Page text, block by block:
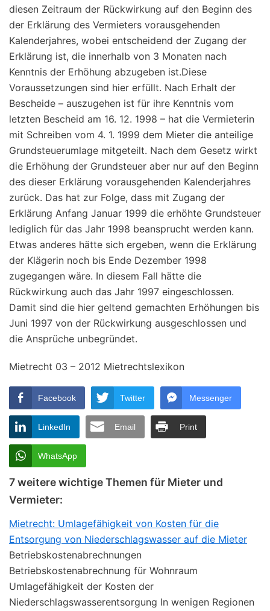
diesen Zeitraum der Rückwirkung auf den Beginn des
der Erklärung des Vermieters vorausgehenden
Kalenderjahres, wobei entscheidend der Zugang der
Erklärung ist, die innerhalb von 3 Monaten nach
Kenntnis der Erhöhung abzugeben ist.Diese
Voraussetzungen sind hier erfüllt. Nach Erhalt der
Bescheide – auszugehen ist für ihre Kenntnis vom
letzten Bescheid am 16. 12. 1998 – hat die Vermieterin
mit Schreiben vom 4. 1. 1999 dem Mieter die anteilige
Grundsteuerumlage mitgeteilt. Nach dem Gesetz wirkt
die Erhöhung der Grundsteuer aber nur auf den Beginn
des dieser Erklärung vorausgehenden Kalenderjahres
zurück. Das hat zur Folge, dass mit Zugang der
Erklärung Anfang Januar 1999 die erhöhte Grundsteuer
lediglich für das Jahr 1998 beansprucht werden kann.
Etwas anderes hätte sich ergeben, wenn die Erklärung
der Klägerin noch bis Ende Dezember 1998
zugegangen wäre. In diesem Fall hätte die
Rückwirkung auch das Jahr 1997 eingeschlossen.
Damit sind die hier geltend gemachten Erhöhungen bis
Juni 1997 von der Rückwirkung ausgeschlossen und
die Ansprüche unbegründet.
Mietrecht 03 – 2012 Mietrechtslexikon
Facebook Twitter Messenger
LinkedIn Email Print
WhatsApp
7 weitere wichtige Themen für Mieter und
Vermieter:
Mietrecht: Umlagefähigkeit von Kosten für die
Entsorgung von Niederschlagswasser auf die Mieter
Betriebskostenabrechnungen
Betriebskostenabrechnung für Wohnraum
Umlagefähigkeit der Kosten der
Niederschlagswasserentsorgung In wenigen Regionen